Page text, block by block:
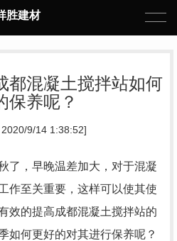
胜建材
都混凝土搅拌站如何
保养呢？
9/14 1:38:52]
了，早晚温差加大，对于混凝
作至关重要，这样可以使其使
效的提高成都混凝土搅拌站的
如何更好的对其进行保养呢？